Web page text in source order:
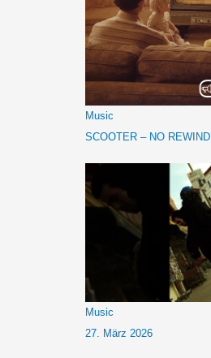
Music
SCOOTER – NO REWIND
Music
27. März 2026